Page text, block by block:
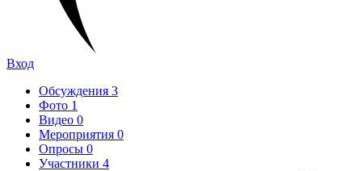
Вход
Обсуждения 3
Фото 1
Видео 0
Мероприятия 0
Опросы 0
Участники 4